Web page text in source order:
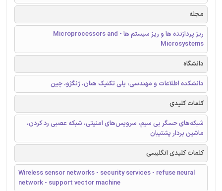
مجله
ریز پردازنده ها و ریز سیستم ها - Microprocessors and
Microsystems
دانشگاه
دانشکده اطلاعات و مهندسی، پلی تکنیک هنان، ژنگژو، چین
کلمات کلیدی
شبکه‌های حسگر بی سیم، سرویس‌های امنیتی، شبکه عصبی رد کردن،
ماشین بردار پشتیبان
کلمات کلیدی انگلیسی
Wireless sensor networks - security services - refuse neural
network - support vector machine